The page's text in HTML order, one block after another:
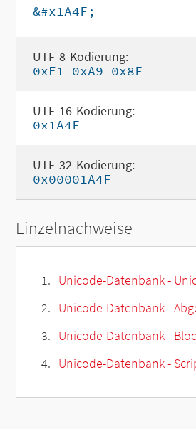
&#x1A4F;
UTF-8-Kodierung:
0xE1 0xA9 0x8F
UTF-16-Kodierung:
0x1A4F
UTF-32-Kodierung:
0x00001A4F
Einzelnachweise
Unicode-Datenbank -
Unicode-Datenbank -
Unicode-Datenbank -
Unicode-Datenbank -